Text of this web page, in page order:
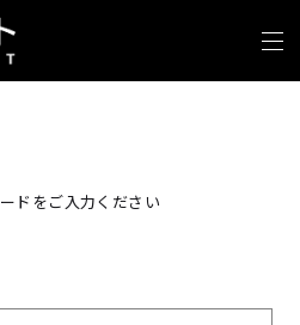
ドをご入力ください